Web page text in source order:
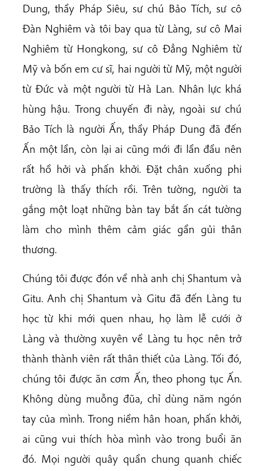
Dung, thầy Pháp Siêu, sư chú Bảo Tích, sư cô
Đàn Nghiêm và tôi bay qua từ Làng, sư cô Mai
Nghiêm từ Hongkong, sư cô Đẳng Nghiêm từ
Mỹ và bốn em cư sĩ, hai người từ Mỹ, một người
từ Đức và một người từ Hà Lan. Nhân lực khá
hùng hậu. Trong chuyến đi này, ngoài sư chú
Bảo Tích là người Ấn, thầy Pháp Dung đã đến
Ấn một lần, còn lại ai cũng mới đi lần đầu nên
rất hồ hởi và phấn khởi. Đặt chân xuống phi
trường là thấy thích rồi. Trên tường, người ta
gắng một loạt những bàn tay bắt ấn cát tường
làm cho mình thêm cảm giác gần gủi thân
thương.
Chúng tôi được đón về nhà anh chị Shantum và
Gitu. Anh chị Shantum và Gitu đã đến Làng tu
học từ khi mới quen nhau, họ làm lễ cưới ở
Làng và thường xuyên về Làng tu học nên trở
thành thành viên rất thân thiết của Làng. Tối đó,
chúng tôi được ăn cơm Ấn, theo phong tục Ấn.
Không dùng muỗng đũa, chỉ dùng năm ngón
tay của mình. Trong niềm hân hoan, phấn khởi,
ai cũng vui thích hòa mình vào trong buổi ăn
đó. Mọi người quây quần chung quanh chiếc